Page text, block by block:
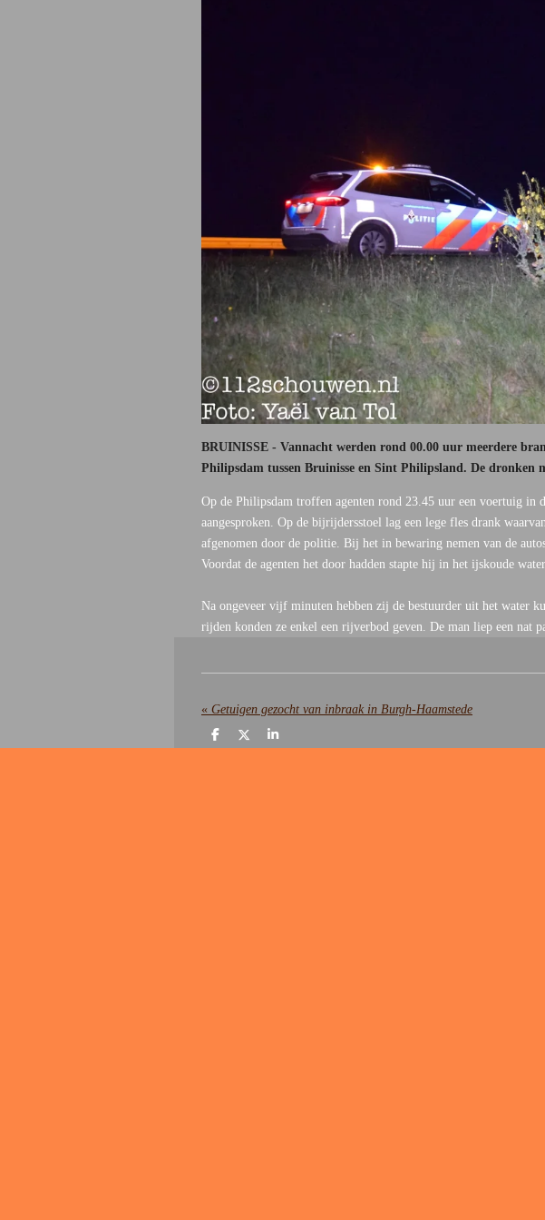
BRUINISSE - Vannacht werden rond 00.00 uur meerdere
Philipsdam tussen Bruinisse en Sint Philipsland. De dronken
Op de Philipsdam troffen agenten rond 23.45 uur een voertuig in
aangesproken. Op de bijrijdersstoel lag een lege fles drank
afgenomen door de politie. Bij het in bewaring nemen van de
Voordat de agenten het door hadden stapte hij in het ijskoude
Na ongeveer vijf minuten hebben zij de bestuurder uit het water
rijden konden ze enkel een rijverbod geven. De man liep een nat
« Getuigen gezocht van inbraak in Burgh-Haamstede
D
e
D
e
S
h